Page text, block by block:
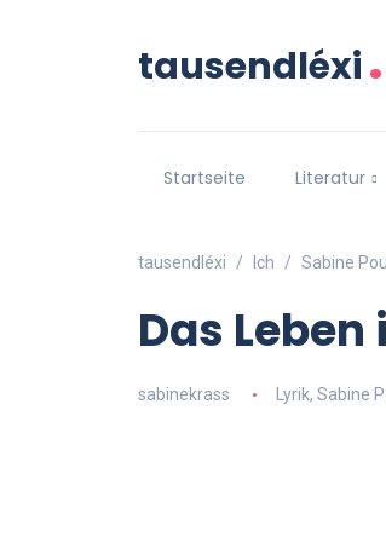
tausendléxi.
Startseite Literatur
tausendléxi Ich Sabine
Das
sabinekrass Lyrik, Sabine